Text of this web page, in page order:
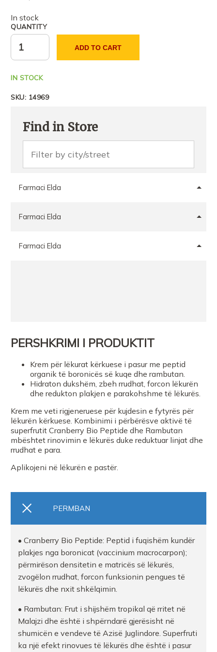
In stock
QUANTITY
ADD TO CART
IN STOCK
SKU: 14969
Find in Store
Farmaci Elda
Farmaci Elda
Farmaci Elda
PERSHKRIMI I PRODUKTIT
Krem për lëkurat kërkuese i pasur me peptid
organik të boronicës së kuqe dhe rambutan.
Hidraton dukshëm, zbeh rrudhat, forcon lëkurën
dhe redukton plakjen e parakohshme të lëkurës.
Krem me veti rigjeneruese për kujdesin e fytyrës për
lëkurën kërkuese. Kombinimi i përbërësve aktivë të
superfrutit Cranberry Bio Peptide dhe Rambutan
mbështet rinovimin e lëkurës duke reduktuar linjat dhe
rrudhat e para.
Aplikojeni në lëkurën e pastër.
PERMBAN
• Cranberry Bio Peptide: Peptid i fuqishëm kundër
plakjes nga boronicat (vaccinium macrocarpon);
përmirëson densitetin e matricës së lëkurës,
zvogëlon rrudhat, forcon funksionin pengues të
lëkurës dhe nxit shkëlqimin.
• Rambutan: Frut i shijshëm tropikal që rritet në
Malajzi dhe është i shpërndarë gjerësisht në
shumicën e vendeve të Azisë Juglindore. Superfruti
ka një efekt rinovues të lëkurës dhe është i pasur